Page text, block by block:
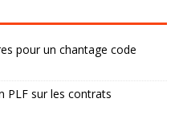
pour un chantage code
PLF sur les contrats